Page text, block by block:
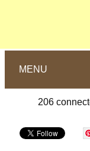
MENU
206